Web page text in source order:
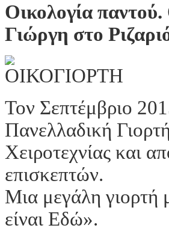
Οικολογία
Γιώργη στο
Τον Σεπτέμβριο
Πανελλαδική
Χειροτεχνίας και
επισκεπτών.
Μια μεγάλη
είναι Εδώ».